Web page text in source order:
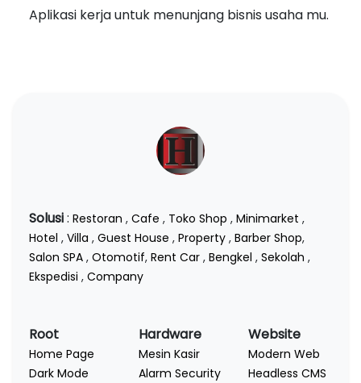
Aplikasi kerja untuk menunjang bisnis usaha mu.
Solusi: Restoran , Cafe , Toko Shop , Minimarket ,
Hotel , Villa , Guest House , Property , Barber Shop,
Salon SPA , Otomotif, Rent Car , Bengkel , Sekolah ,
Ekspedisi , Company
Root
Home Page
Dark Mode
Hardware
Mesin Kasir
Alarm Security
Website
Modern Web
Headless CMS